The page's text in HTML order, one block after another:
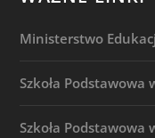
Ministerstwo
Szkoła Podstawowa
Szkoła Podstawowa